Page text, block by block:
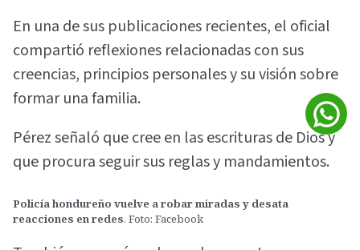
En una de sus publicaciones recientes, el oficial
compartió reflexiones relacionadas con sus
creencias, principios personales y su visión sobre
formar una familia.
Pérez señaló que cree en las escrituras de Dios y
que procura seguir sus reglas y mandamientos.
Policía hondureño vuelve a robar miradas y desata
reacciones en redes. Foto: Facebook